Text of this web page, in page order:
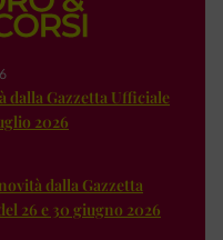
dalla Gazzetta Ufficiale
2026
dalla Gazzetta
26 e 30 giugno 2026